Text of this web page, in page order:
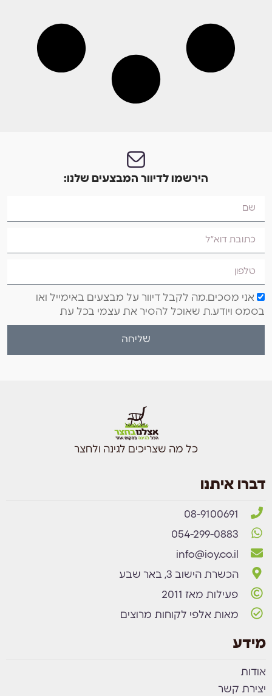
הירשמו לדיוור המבצעים שלנו:
אני מסכים.מה לקבל דיוור על מבצעים באימייל ואו
בסמס ויודע.ת שאוכל להסיר את עצמי בכל עת
שליחה
כל מה שצריכים לגינה ולחצר
דברו איתנו
08-9100691
054-299-0883
info@ioy.co.il
הכשרת הישוב 3, באר שבע
פעילות מאז 2011
מאות אלפי לקוחות מרוצים
מידע
אודות
יצירת קשר